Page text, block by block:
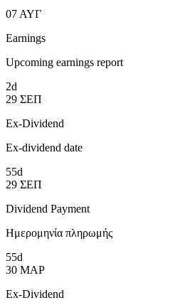
07 ΑΥΓ
Earnings
Upcoming earnings report
2d
29 ΣΕΠ
Ex-Dividend
Ex-dividend date
55d
29 ΣΕΠ
Dividend Payment
Ημερομηνία πληρωμής
55d
30 ΜΑΡ
Ex-Dividend